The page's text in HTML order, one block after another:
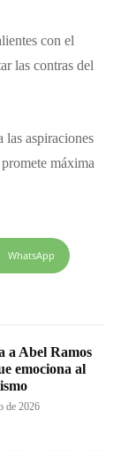
con el
las contras del
las aspiraciones
máxima
WhatsApp
a Abel Ramos
emociona al
de 2026